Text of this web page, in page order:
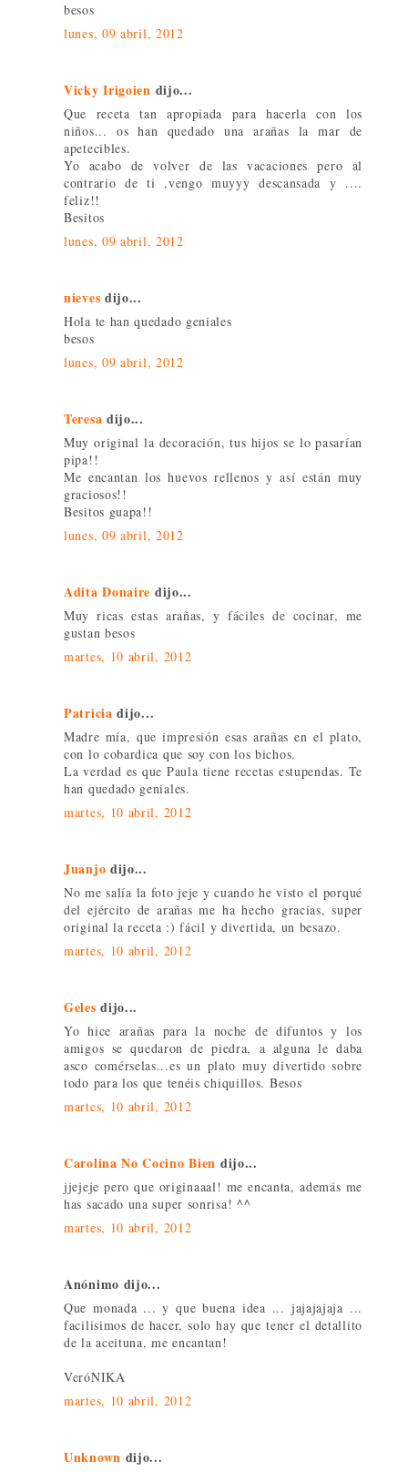
besos
lunes, 09 abril, 2012
Vicky Irigoien dijo...
Que receta tan apropiada para hacerla con los
niños... os han quedado una arañas la mar de
apetecibles.
Yo acabo de volver de las vacaciones pero al
contrario de ti ,vengo muyyy descansada y ....
feliz!!
Besitos
lunes, 09 abril, 2012
nieves dijo...
Hola te han quedado geniales
besos
lunes, 09 abril, 2012
Teresa dijo...
Muy original la decoración, tus hijos se lo pasarían
pipa!!
Me encantan los huevos rellenos y así están muy
graciosos!!
Besitos guapa!!
lunes, 09 abril, 2012
Adita Donaire dijo...
Muy ricas estas arañas, y fáciles de cocinar, me
gustan besos
martes, 10 abril, 2012
Patricia dijo...
Madre mía, que impresión esas arañas en el plato,
con lo cobardica que soy con los bichos.
La verdad es que Paula tiene recetas estupendas. Te
han quedado geniales.
martes, 10 abril, 2012
Juanjo dijo...
No me salía la foto jeje y cuando he visto el porqué
del ejército de arañas me ha hecho gracias, super
original la receta :) fácil y divertida, un besazo.
martes, 10 abril, 2012
Geles dijo...
Yo hice arañas para la noche de difuntos y los
amigos se quedaron de piedra, a alguna le daba
asco comérselas...es un plato muy divertido sobre
todo para los que tenéis chiquillos. Besos
martes, 10 abril, 2012
Carolina No Cocino Bien dijo...
jjejeje pero que originaaal! me encanta, además me
has sacado una super sonrisa! ^^
martes, 10 abril, 2012
Anónimo dijo...
Que monada ... y que buena idea ... jajajajaja ...
facilisimos de hacer, solo hay que tener el detallito
de la aceituna, me encantan!
VeróNIKA
martes, 10 abril, 2012
Unknown dijo...